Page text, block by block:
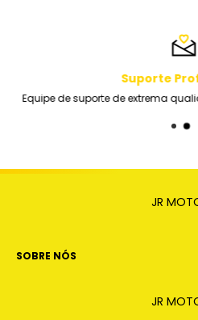
Suporte
Equipe de suporte de extrema
JR
SOBRE NÓS
segurança na compra. Nossa
JR